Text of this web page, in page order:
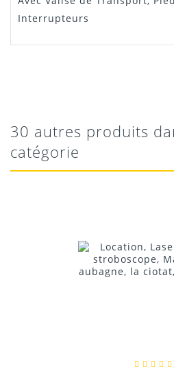
Interrupteurs
03/12/2024
Donnez votre avis !
30 autres produits
catégorie